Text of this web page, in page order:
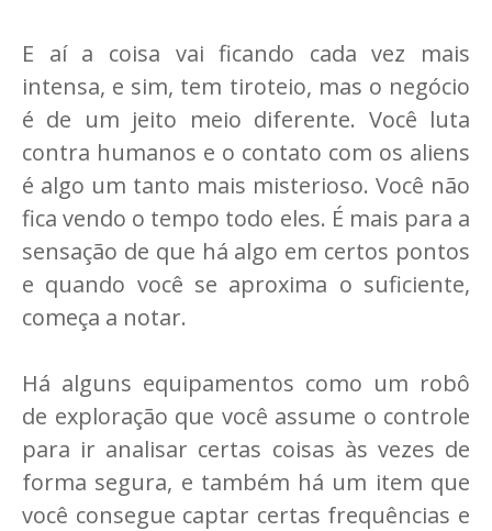
E aí a coisa vai ficando cada vez mais
intensa, e sim, tem tiroteio, mas o negócio
é de um jeito meio diferente. Você luta
contra humanos e o contato com os aliens
é algo um tanto mais misterioso. Você não
fica vendo o tempo todo eles. É mais para a
sensação de que há algo em certos pontos
e quando você se aproxima o suficiente,
começa a notar.
Há alguns equipamentos como um robô
de exploração que você assume o controle
para ir analisar certas coisas às vezes de
forma segura, e também há um item que
você consegue captar certas frequências e